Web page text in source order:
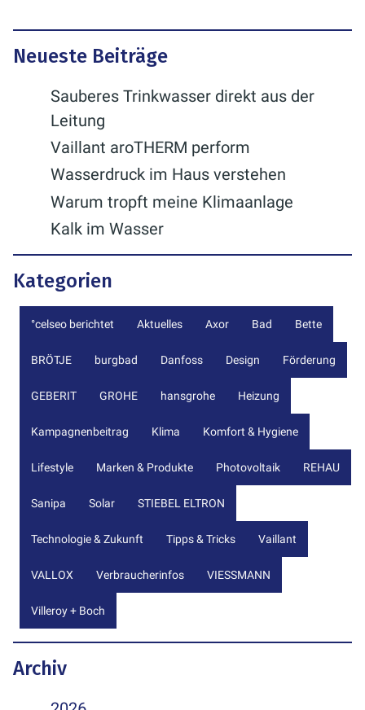
Neueste Beiträge
Sauberes Trinkwasser direkt aus der
Leitung
Vaillant aroTHERM perform
Wasserdruck im Haus verstehen
Warum tropft meine Klimaanlage
Kalk im Wasser
Kategorien
°celseo berichtet Aktuelles Axor Bad Bette
BRÖTJE burgbad Danfoss Design Förderung
GEBERIT GROHE hansgrohe Heizung
Kampagnenbeitrag Klima Komfort & Hygiene
Lifestyle Marken & Produkte Photovoltaik REHAU
Sanipa Solar STIEBEL ELTRON
Technologie & Zukunft Tipps & Tricks Vaillant
VALLOX Verbraucherinfos VIESSMANN
Villeroy + Boch
Archiv